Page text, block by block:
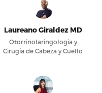
Laureano Giraldez MD
Otorrinolaringología y
Cirugía de Cabeza y Cuello